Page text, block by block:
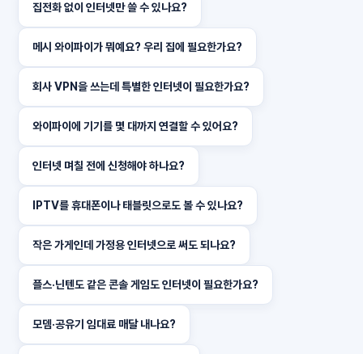
집전화 없이 인터넷만 쓸 수 있나요?
메시 와이파이가 뭐예요? 우리 집에 필요한가요?
회사 VPN을 쓰는데 특별한 인터넷이 필요한가요?
와이파이에 기기를 몇 대까지 연결할 수 있어요?
인터넷 며칠 전에 신청해야 하나요?
IPTV를 휴대폰이나 태블릿으로도 볼 수 있나요?
작은 가게인데 가정용 인터넷으로 써도 되나요?
플스·닌텐도 같은 콘솔 게임도 인터넷이 필요한가요?
모뎀·공유기 임대료 매달 내나요?